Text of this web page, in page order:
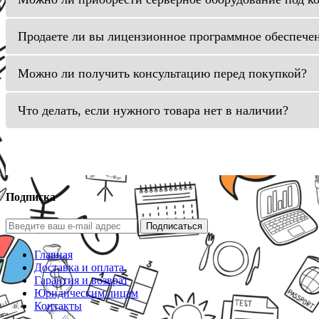
Продаете ли вы лицензионное программное
Можно ли получить консультацию перед покупкой?
Что делать, если нужного товара нет в наличии?
Подписка
Подписаться
Главная
Доставка и оплата
Гарантия и возврат
Юридическим лицам
Контакты